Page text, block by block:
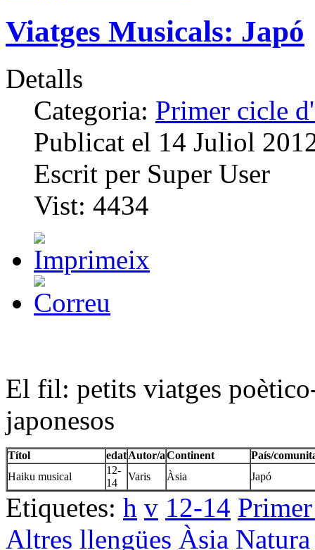
Viatges Musicals: Japó
Detalls
Categoria: Primer cicle
Publicat el 14 Juliol
Escrit per Super User
Vist: 4434
El fil: petits viatges
japonesos
Títol edatAutor/aContinent
País/
Haiku musical
12-
14
Varis Àsia Japó
Etiquetes: h v 12-14
Altres llengües Àsia Natura